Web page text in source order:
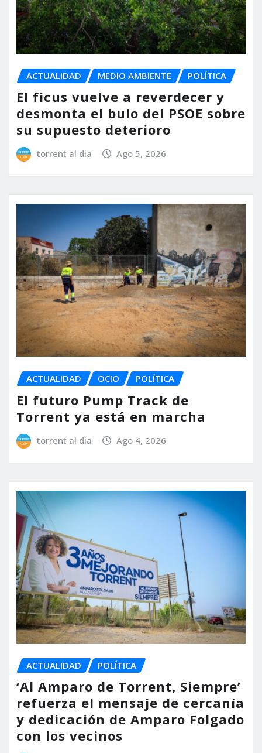
ACTUALIDAD MEDIO AMBIENTE POLÍTICA
El ficus vuelve a reverdecer y
desmonta el bulo del PSOE sobre
su supuesto deterioro
torrent al dia Ago 5, 2026
ACTUALIDAD OCIO POLÍTICA
El futuro Pump Track de
Torrent ya está en marcha
torrent al dia Ago 4, 2026
ACTUALIDAD POLÍTICA
‘Al Amparo de Torrent, Siempre’
refuerza el mensaje de cercanía
y dedicación de Amparo Folgado
con los vecinos